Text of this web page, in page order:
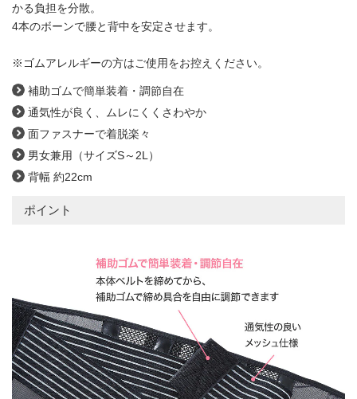
かる負担を分散。
4本のボーンで腰と背中を安定させます。
※ゴムアレルギーの方はご使用をお控えください。
補助ゴムで簡単装着・調節自在
通気性が良く、ムレにくくさわやか
面ファスナーで着脱楽々
男女兼用（サイズS～2L）
背幅 約22cm
ポイント